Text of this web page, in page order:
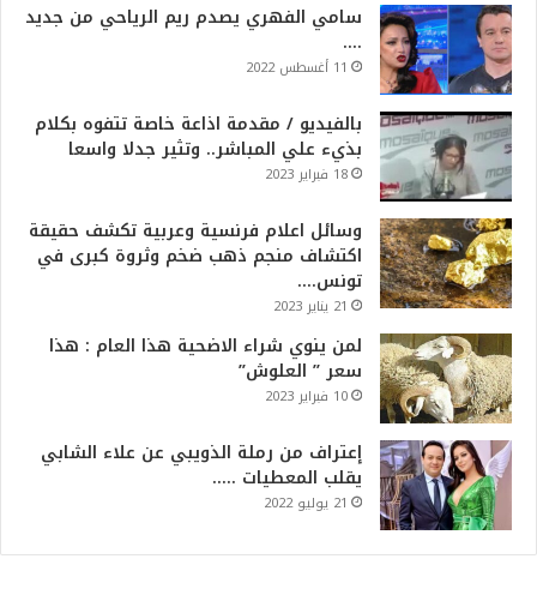
سامي الفهري يصدم ريم الرياحي من جديد
….
11 أغسطس 2022
بالفيديو / مقدمة اذاعة خاصة تتفوه بكلام
بذيء علي المباشر.. وتثير جدلا واسعا
18 فبراير 2023
وسائل اعلام فرنسية وعربية تكشف حقيقة
اكتشاف منجم ذهب ضخم وثروة كبرى في
تونس….
21 يناير 2023
لمن ينوي شراء الاضحية هذا العام : هذا
سعر ” العلوش”
10 فبراير 2023
إعتراف من رملة الذويبي عن علاء الشابي
يقلب المعطيات …..
21 يوليو 2022